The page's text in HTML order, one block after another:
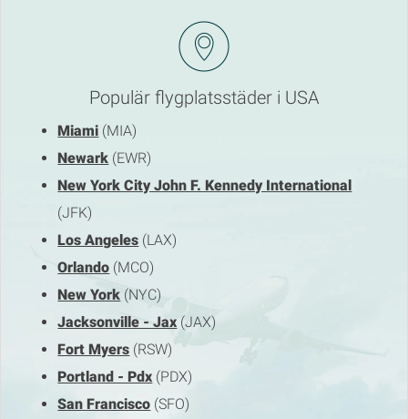
Populär flygplatsstäder i USA
Miami (MIA)
Newark (EWR)
New York City John F. Kennedy International
(JFK)
Los Angeles (LAX)
Orlando (MCO)
New York (NYC)
Jacksonville - Jax (JAX)
Fort Myers (RSW)
Portland - Pdx (PDX)
San Francisco (SFO)